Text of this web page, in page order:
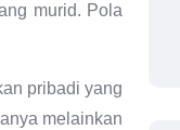
murid. Pola
pribadi yang
melainkan